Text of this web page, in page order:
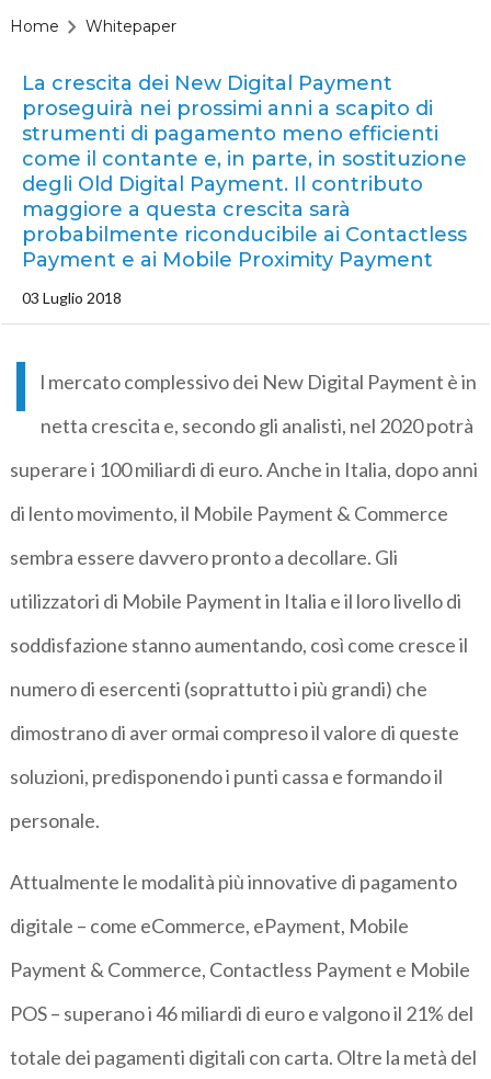
Home Whitepaper
La crescita dei New Digital Payment
proseguirà nei prossimi anni a scapito di
strumenti di pagamento meno efficienti
come il contante e, in parte, in sostituzione
degli Old Digital Payment. Il contributo
maggiore a questa crescita sarà
probabilmente riconducibile ai Contactless
Payment e ai Mobile Proximity Payment
03 Luglio 2018
I
l mercato complessivo dei New Digital Payment è in
netta crescita e, secondo gli analisti, nel 2020 potrà
superare i 100 miliardi di euro. Anche in Italia, dopo anni
di lento movimento, il Mobile Payment & Commerce
sembra essere davvero pronto a decollare. Gli
utilizzatori di Mobile Payment in Italia e il loro livello di
soddisfazione stanno aumentando, così come cresce il
numero di esercenti (soprattutto i più grandi) che
dimostrano di aver ormai compreso il valore di queste
soluzioni, predisponendo i punti cassa e formando il
personale.
Attualmente le modalità più innovative di pagamento
digitale – come eCommerce, ePayment, Mobile
Payment & Commerce, Contactless Payment e Mobile
POS – superano i 46 miliardi di euro e valgono il 21% del
totale dei pagamenti digitali con carta. Oltre la metà del